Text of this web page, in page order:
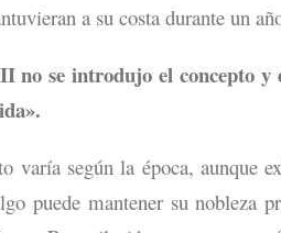
a su costa durante un
no se introdujo el concepto y
varía según la época, aunque
puede mantener su nobleza